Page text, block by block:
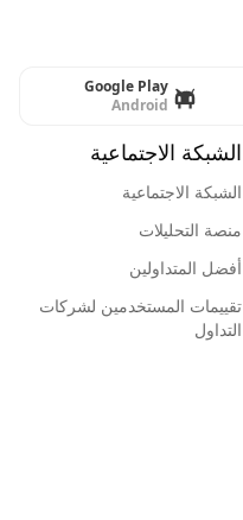
Google Play
Android
الشبكة الاجتماعية
الشبكة الاجتماعية
منصة التحليلات
أفضل المتداولين
تقييمات المستخدمين لشركات
التداول